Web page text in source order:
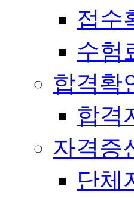
접수
수험
합격확
합격
자격증
단체